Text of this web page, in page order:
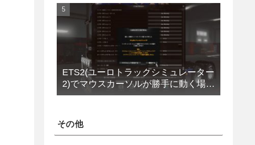
ETS2(ユーロトラックシミュレーター
2)でマウスカーソルが勝手に動く場合
の解決法(改定版)
その他